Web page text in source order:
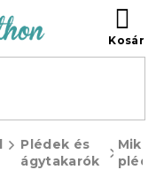
Plédek és
ágytakarók